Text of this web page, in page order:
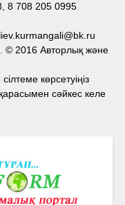
8 708 205 0995
© 2016 Авторлық және
көрсетуіңіз
сәйкес келе